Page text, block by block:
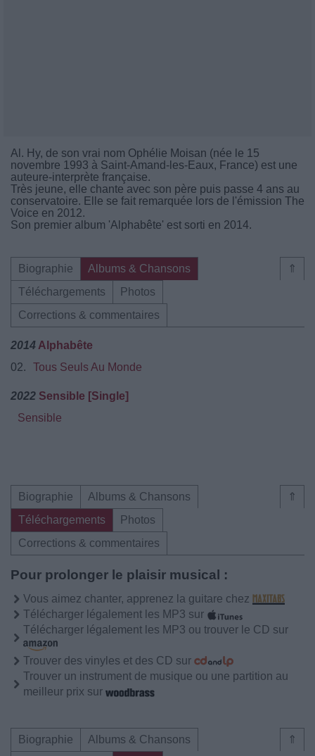
Al. Hy, de son vrai nom Ophélie Moisan (née le 15
novembre 1993 à Saint-Amand-les-Eaux, France) est une
auteure-interprète française.
Très jeune, elle chante avec son père puis passe 4 ans au
conservatoire. Elle se fait remarquée lors de l'émission The
Voice en 2012.
Son premier album 'Alphabête' est sorti en 2014.
⇑
Biographie
Albums & Chansons
Téléchargements
Photos
Corrections & commentaires
2014 Alphabête
02.
Tous Seuls Au Monde
2022 Sensible [Single]
Sensible
⇑
Biographie
Albums & Chansons
Téléchargements
Photos
Corrections & commentaires
Pour prolonger le plaisir musical :
Vous aimez chanter, apprenez la guitare chez
Télécharger légalement les MP3 sur
Télécharger légalement les MP3 ou trouver le CD sur
Trouver des vinyles et des CD sur
Trouver un instrument de musique ou une partition au
meilleur prix sur
⇑
Biographie
Albums & Chansons